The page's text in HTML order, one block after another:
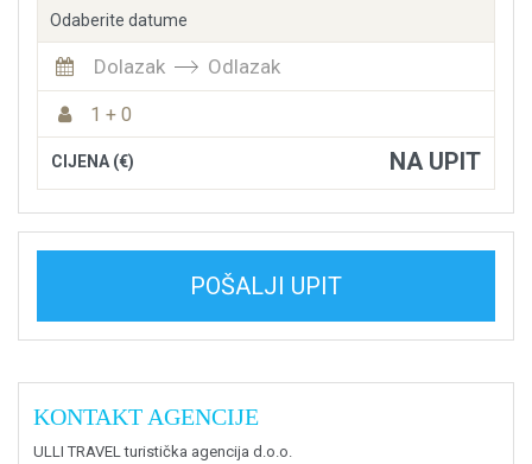
Odaberite datume
Dolazak Odlazak
1 + 0
CIJENA (€) NA UPIT
POŠALJI UPIT
KONTAKT AGENCIJE
ULLI TRAVEL turistička agencija d.o.o.